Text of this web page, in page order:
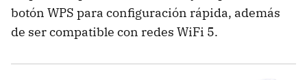
botón WPS para configuración rápida, además
de ser compatible con redes WiFi 5.